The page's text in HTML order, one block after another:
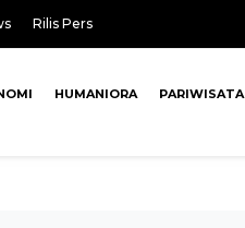
Rilis Pers
HUMANIORA PARIWISATA